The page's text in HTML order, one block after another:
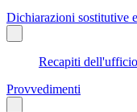
Dichiarazioni sostitutive
Recapiti
Provvedimenti